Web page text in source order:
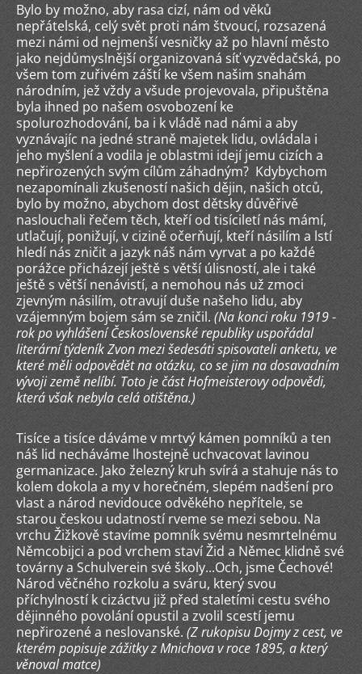
Bylo by možno, aby rasa cizí, nám od věků
nepřátelská, celý svět proti nám štvoucí, rozsazená
mezi námi od nejmenší vesničky až po hlavní město
jako nejdůmyslnější organizovaná síť vyzvědačská, po
všem tom zuřivém záští ke všem našim snahám
národním, jež vždy a všude projevovala, připuštěna
byla ihned po našem osvobození ke
spolurozhodování, ba i k vládě nad námi a aby
vyznávajíc na jedné straně majetek lidu, ovládala i
jeho myšlení a vodila je oblastmi idejí jemu cizích a
nepřirozených svým cílům záhadným? Kdybychom
nezapomínali zkušeností našich dějin, našich otců,
bylo by možno, abychom dost dětsky důvěřivě
naslouchali řečem těch, kteří od tisíciletí nás mámí,
utlačují, ponižují, v cizině očerňují, kteří násilím a lstí
hledí nás zničit a jazyk náš nám vyrvat a po každé
porážce přicházejí ještě s větší úlisností, ale i také
ještě s větší nenávistí, a nemohou nás už zmoci
zjevným násilím, otravují duše našeho lidu, aby
vzájemným bojem sám se zničil. (Na konci roku 1919 -
rok po vyhlášení Československé republiky uspořádal
literární týdeník Zvon mezi šedesáti spisovateli anketu, ve
které měli odpovědět na otázku, co se jim na dosavadním
vývoji země nelíbí. Toto je část Hofmeisterovy odpovědi,
která však nebyla celá otištěna.)
Tisíce a tisíce dáváme v mrtvý kámen pomníků a ten
náš lid necháváme lhostejně uchvacovat lavinou
germanizace. Jako železný kruh svírá a stahuje nás to
kolem dokola a my v horečném, slepém nadšení pro
vlast a národ nevidouce odvěkého nepřítele, se
starou českou udatností rveme se mezi sebou. Na
vrchu Žižkově stavíme pomník svému nesmrtelnému
Němcobijci a pod vrchem staví Žid a Němec klidně své
továrny a Schulverein své školy...Och, jsme Čechové!
Národ věčného rozkolu a sváru, který svou
příchylností k cizáctvu již před staletími cestu svého
dějinného povolání opustil a zvolil scestí jemu
nepřirozené a neslovanské.(Z rukopisu Dojmy z cest, ve
kterém popisuje zážitky z Mnichova v roce 1895, a který
věnoval matce)